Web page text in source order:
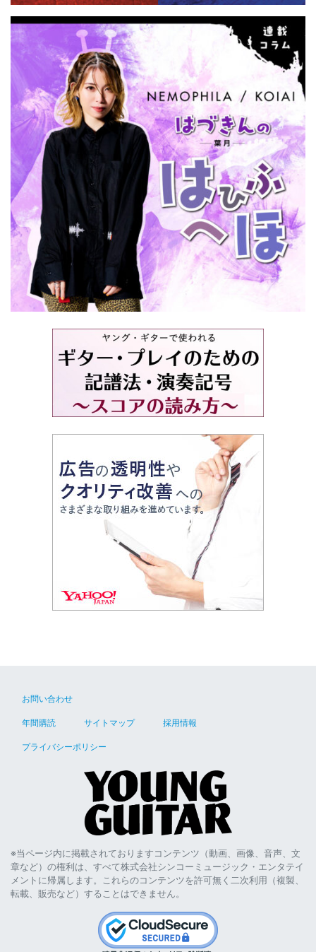
お問い合わせ
年間購読 サイトマップ 採用情報
プライバシーポリシー
※当ページ内に掲載されておりますコンテンツ（動画、画像、音声、文
章など）の権利は、すべて株式会社シンコーミュージック・エンタテイ
メントに帰属します。これらのコンテンツを許可無く二次利用（複製、
転載、販売など）することはできません。